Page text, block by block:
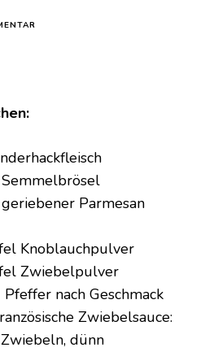
Parmesan
Knoblauchpulver
Zwiebelpulver
nach Geschmack
Zwiebelsauce:
dünn